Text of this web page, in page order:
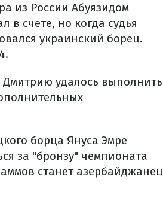
из России Абуязидом
счете, но когда судья
украинский борец.
удалось выполнить
борца Януса Эмре
за "бронзу" чемпионата
станет азербайджанец